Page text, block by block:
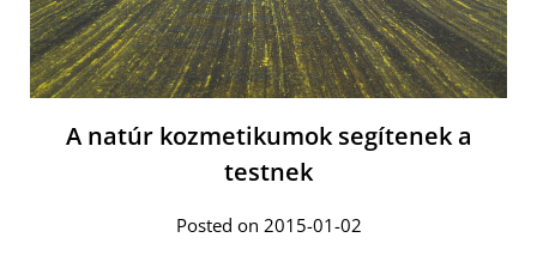
A natúr kozmetikumok segítenek a
testnek
Posted on 2015-01-02